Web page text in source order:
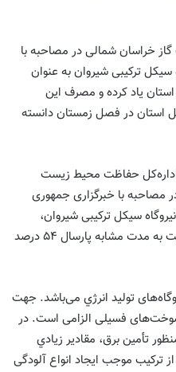
شرکت گاز خراسان شمالی در مصاحبه با
سیکل ترکیبی شیروان به عنوان
یاد کرده و مصرف این
کل استان در فصل زمستان دانسته
حفاظت محیط زیست
شمالی در ۵ دی سال ١٣٩٩ در مصاحبه با خبرگزاری جمهوری
سیکل ترکیبی شیروان،
امسال به دلیل برودت شدید هوا نسبت به مدت مشابه پارسال ۵۴ درصد
ﺗﻮﻟﯿﺪ اﻧﺮژي می‌باشد. ﺟﻬﺖ
سوخت‌های ﻓﺴﯿﻠﯽ اﻟﺰاﻣﯽ اﺳﺖ. در
ﺗﺄﻣﯿﻦ ﺑﺮق، ﻣﻘﺎدﯾﺮ زﯾﺎدي
ﺗﺮﮐﯿﺐ ﻣﻮﺟﺐ اﯾﺠﺎد اﻧﻮاع آلودگی